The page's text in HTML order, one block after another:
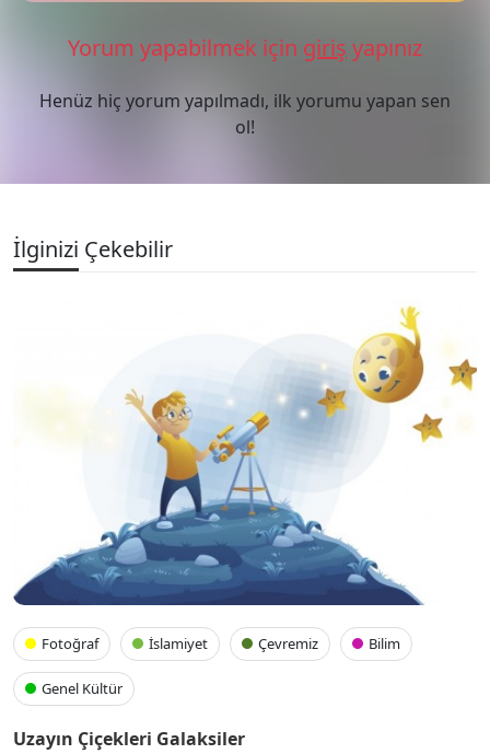
Yorum yapabilmek için giriş yapınız
Henüz hiç yorum yapılmadı, ilk yorumu yapan sen
ol!
İlginizi Çekebilir
Fotoğraf İslamiyet Çevremiz Bilim
Genel Kültür
Uzayın Çiçekleri Galaksiler